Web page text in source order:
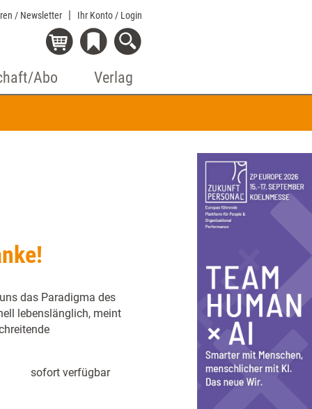
/ Newsletter Ihr Konto / Login
Abo Verlag
das Paradigma des
lebenslänglich, meint
sofort verfügbar